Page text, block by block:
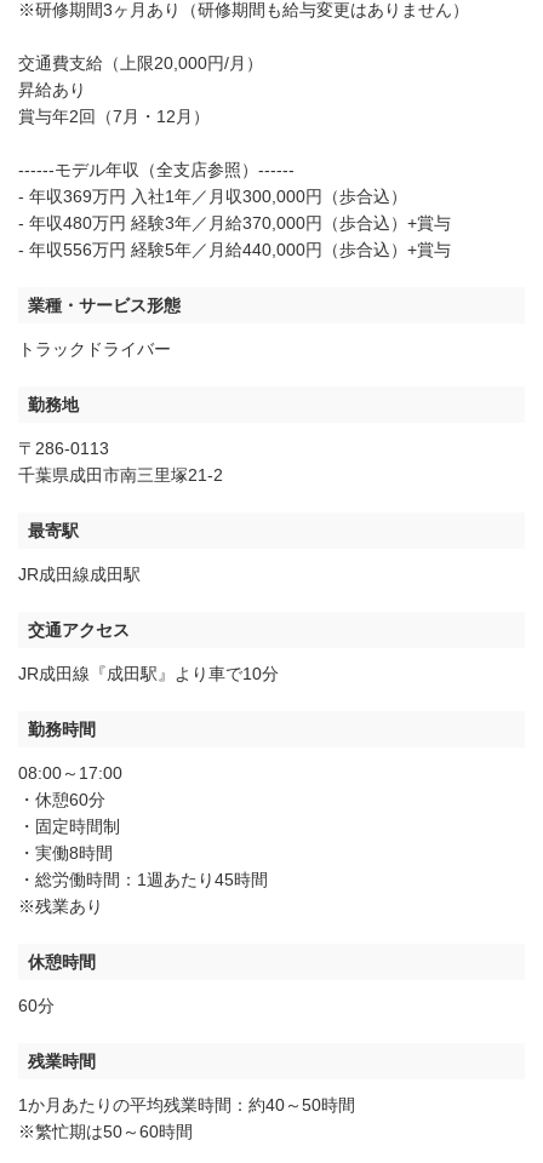
※研修期間3ヶ月あり（研修期間も給与変更はありません）
交通費支給（上限20,000円/月）
昇給あり
賞与年2回（7月・12月）
------モデル年収（全支店参照）------
- 年収369万円 入社1年／月収300,000円（歩合込）
- 年収480万円 経験3年／月給370,000円（歩合込）+賞与
- 年収556万円 経験5年／月給440,000円（歩合込）+賞与
業種・サービス形態
トラックドライバー
勤務地
〒286-0113
千葉県成田市南三里塚21-2
最寄駅
JR成田線成田駅
交通アクセス
JR成田線『成田駅』より車で10分
勤務時間
08:00～17:00
・休憩60分
・固定時間制
・実働8時間
・総労働時間：1週あたり45時間
※残業あり
休憩時間
60分
残業時間
1か月あたりの平均残業時間：約40～50時間
※繁忙期は50～60時間